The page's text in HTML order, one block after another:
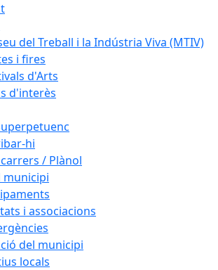
del Treball i la Indústria Viva (MTIV)
i fires
d'Arts
d'interès
hi
/ Plànol
municipi
i associacions
del municipi
locals